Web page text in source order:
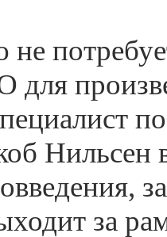
для
Нильсен
за